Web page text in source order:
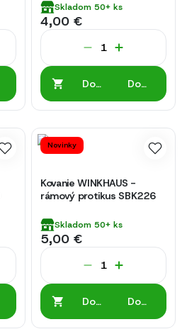
Skladom 50+ ks
4,00 €
Do
Do
Novinky
Kovanie WINKHAUS -
rámový protikus SBK226
Skladom 50+ ks
5,00 €
Do
Do